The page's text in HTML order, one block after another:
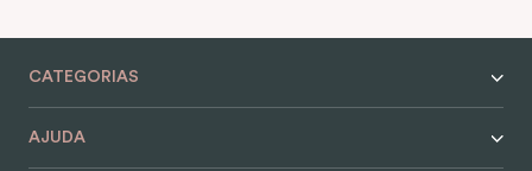
CATEGORIAS
AJUDA